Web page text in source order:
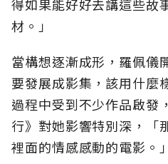
得如果能好好去講這些故
材。」
當構想逐漸成形，羅佩儀
要發展成影集，該用什麼
過程中受到不少作品啟發
行》對她影響特別深，「
裡面的情感感動的電影。」